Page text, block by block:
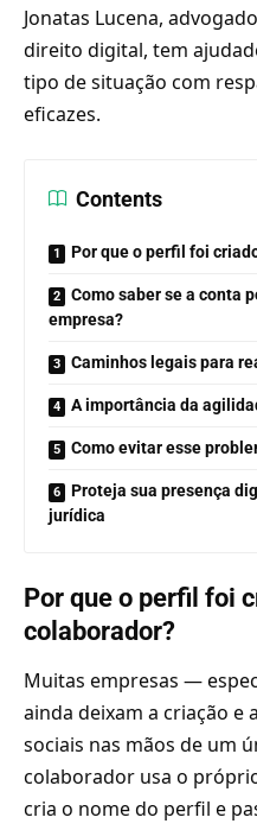
Jonatas Lucena,
direito digital, tem
tipo de situação com
eficazes.
Contents
Por que o perfil foi
Como saber se a conta
empresa?
Caminhos legais para
A importância da
Como evitar esse
Proteja sua presença
jurídica
Por que o perfil foi
colaborador?
Muitas empresas —
ainda deixam a criação e
sociais nas mãos de um
colaborador usa o
cria o nome do perfil e